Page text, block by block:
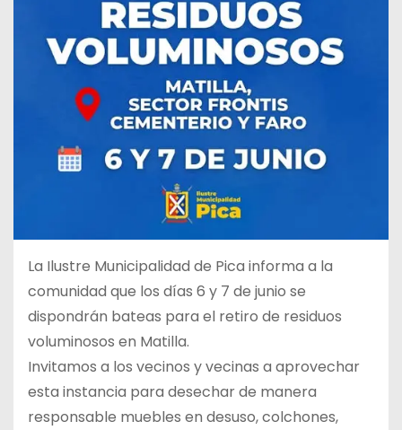
La Ilustre Municipalidad de Pica informa a la
comunidad que los días 6 y 7 de junio se
dispondrán bateas para el retiro de residuos
voluminosos en Matilla.
Invitamos a los vecinos y vecinas a aprovechar
esta instancia para desechar de manera
responsable muebles en desuso, colchones,